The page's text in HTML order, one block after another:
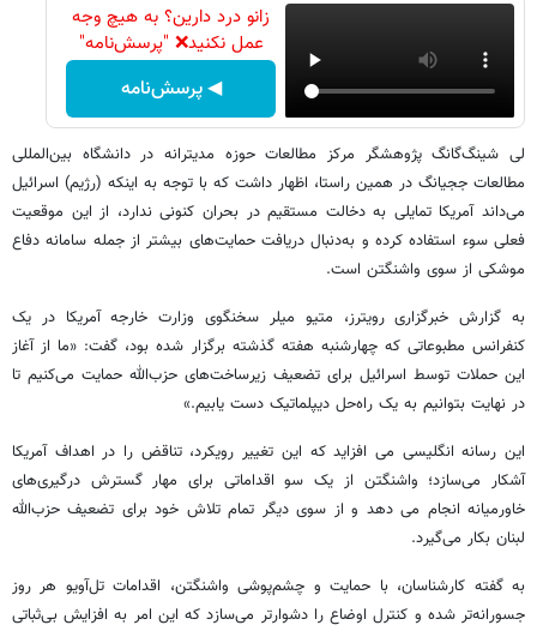
زانو درد دارین؟ به هیچ وجه
عمل نکنید❌ "پرسش‌نامه"
◀ پرسش‌نامه
لی شینگ‌گانگ پژوهشگر مرکز مطالعات حوزه مدیترانه در دانشگاه بین‌المللی
مطالعات ججیانگ در همین راستا، اظهار داشت که با توجه به اینکه (رژیم) اسرائیل
می‌داند آمریکا تمایلی به دخالت مستقیم در بحران کنونی ندارد، از این موقعیت
فعلی سوء استفاده کرده و به‌دنبال دریافت حمایت‌های بیشتر از جمله سامانه دفاع
موشکی از سوی واشنگتن است.
به گزارش خبرگزاری رویترز، متیو میلر سخنگوی وزارت خارجه آمریکا در یک
کنفرانس مطبوعاتی که چهارشنبه هفته گذشته برگزار شده بود، گفت: «ما از آغاز
این حملات توسط اسرائیل برای تضعیف زیرساخت‌های حزب‌الله حمایت می‌کنیم تا
در نهایت بتوانیم به یک راه‌حل دیپلماتیک دست یابیم.»
این رسانه‌ انگلیسی می افزاید که این تغییر رویکرد، تناقض را در اهداف آمریکا
آشکار می‌سازد؛ واشنگتن از یک سو اقداماتی برای مهار گسترش درگیری‌های
خاورمیانه انجام می دهد و از سوی دیگر تمام تلاش خود برای تضعیف حزب‌الله
لبنان بکار می‌گیرد.
به گفته کارشناسان، با حمایت و چشم‌پوشی واشنگتن، اقدامات تل‌آویو هر روز
جسورانه‌تر شده و کنترل اوضاع را دشوارتر می‌سازد که این امر به افزایش بی‌ثباتی